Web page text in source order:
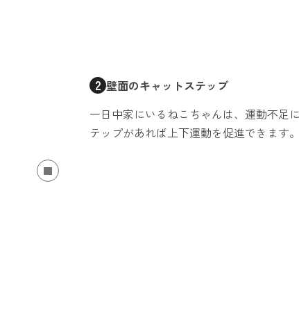
2 壁面のキャットステップ
一日中家にいるねこちゃんは、運動不足
テップがあれば上下運動を促進できます